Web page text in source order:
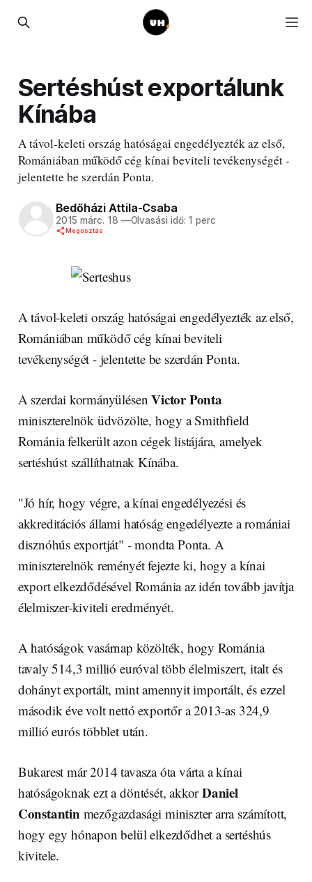
Sertéshúst exportálunk
Kínába
A távol-keleti ország hatóságai engedélyezték az első,
Romániában működő cég kínai beviteli tevékenységét -
jelentette be szerdán Ponta.
Bedőházi Attila-Csaba
2015 márc. 18 —Olvasási idő: 1 perc
Megosztás
A távol-keleti ország hatóságai engedélyezték az első,
Romániában működő cég kínai beviteli
tevékenységét - jelentette be szerdán Ponta.
A szerdai kormányülésenVictor Ponta
miniszterelnök üdvözölte, hogy a Smithfield
Románia felkerült azon cégek listájára, amelyek
sertéshúst szállíthatnak Kínába.
"Jó hír, hogy végre, a kínai engedélyezési és
akkreditációs állami hatóság engedélyezte a romániai
disznóhús exportját" - mondta Ponta. A
miniszterelnök reményét fejezte ki, hogy a kínai
export elkezdődésével Románia az idén tovább javítja
élelmiszer-kiviteli eredményét.
A hatóságok vasárnap közölték, hogy Románia
tavaly 514,3 millió euróval több élelmiszert, italt és
dohányt exportált, mint amennyit importált, és ezzel
második éve volt nettó exportőr a 2013-as 324,9
millió eurós többlet után.
Bukarest már 2014 tavasza óta várta a kínai
hatóságoknak ezt a döntését, akkorDaniel
Constantin mezőgazdasági miniszter arra számított,
hogy egy hónapon belül elkezdődhet a sertéshús
kivitele.